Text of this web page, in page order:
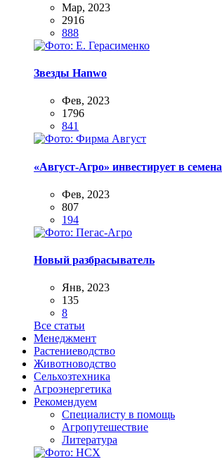
Мар, 2023
2916
888
Звезды Hanwo
Фев, 2023
1796
841
«Август-Агро» инвестирует в семена
Фев, 2023
807
194
Новый разбрасыватель
Янв, 2023
135
8
Все статьи
Менеджмент
Растениеводство
Животноводство
Сельхозтехника
Агроэнергетика
Рекомендуем
Специалисту в помощь
Агропутешествие
Литература